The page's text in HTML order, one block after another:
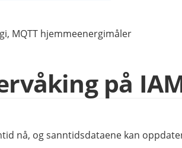
MQTT hjemmeenergimåler
på
nå, og sanntidsdataene kan